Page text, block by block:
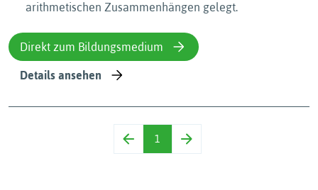
arithmetischen Zusammenhängen gelegt.
Direkt zum Bildungsmedium
Details ansehen
1